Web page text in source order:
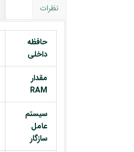
نظرات
حافظه
داخلی
مقدار
RAM
سیستم
عامل
سازگار